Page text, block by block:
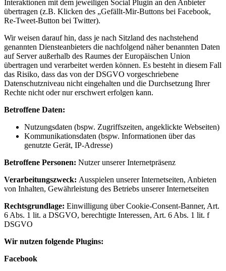
Interaktionen mit dem jeweiligen Social Plugin an den Anbieter
übertragen (z.B. Klicken des „Gefällt-Mir-Buttons bei Facebook,
Re-Tweet-Button bei Twitter).
Wir weisen darauf hin, dass je nach Sitzland des nachstehend
genannten Diensteanbieters die nachfolgend näher benannten Daten
auf Server außerhalb des Raumes der Europäischen Union
übertragen und verarbeitet werden können. Es besteht in diesem Fall
das Risiko, dass das von der DSGVO vorgeschriebene
Datenschutzniveau nicht eingehalten und die Durchsetzung Ihrer
Rechte nicht oder nur erschwert erfolgen kann.
Betroffene Daten:
Nutzungsdaten (bspw. Zugriffszeiten, angeklickte Webseiten)
Kommunikationsdaten (bspw. Informationen über das
genutzte Gerät, IP-Adresse)
Betroffene Personen: Nutzer unserer Internetpräsenz
Verarbeitungszweck: Ausspielen unserer Internetseiten, Anbieten
von Inhalten, Gewährleistung des Betriebs unserer Internetseiten
Rechtsgrundlage: Einwilligung über Cookie-Consent-Banner, Art.
6 Abs. 1 lit. a DSGVO, berechtigte Interessen, Art. 6 Abs. 1 lit. f
DSGVO
Wir nutzen folgende Plugins:
Facebook